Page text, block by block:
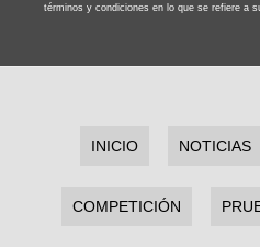
términos y condiciones en lo que se refiere a
INICIO NOTICIAS
COMPETICIÓN